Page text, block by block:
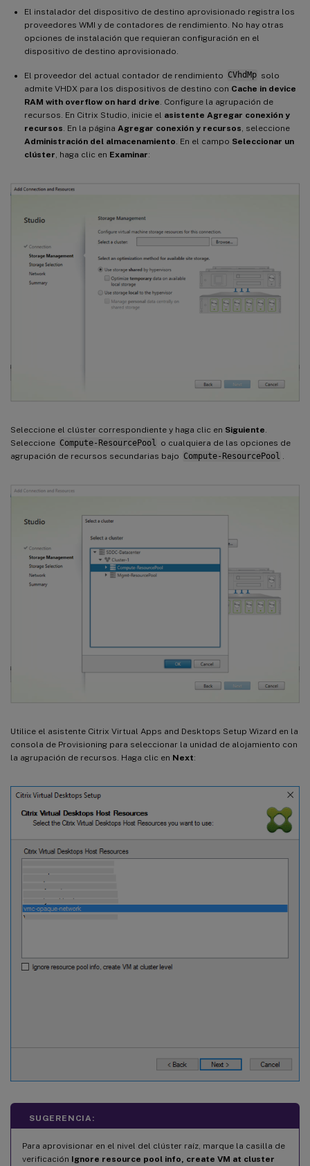
El instalador del dispositivo de destino aprovisionado registra los
proveedores WMI y de contadores de rendimiento. No hay otras
opciones de instalación que requieran configuración en el
dispositivo de destino aprovisionado.
El proveedor del actual contador de rendimiento CVhdMp solo
admite VHDX para los dispositivos de destino con Cache in device
RAM with overflow on hard drive . Configure la agrupación de
recursos. En Citrix Studio, inicie el asistente Agregar conexión y
recursos . En la página Agregar conexión y recursos , seleccione
Administración del almacenamiento . En el campo Seleccionar un
clúster , haga clic en Examinar:
Seleccione el clúster correspondiente y haga clic en Siguiente
Seleccione Compute-ResourcePool
o cualquiera de las opciones de
agrupación de recursos secundarias bajo Compute-ResourcePool
Utilice el asistente Citrix Virtual Apps and Desktops Setup Wizard en la
consola de Provisioning para seleccionar la unidad de alojamiento con
la agrupación de recursos. Haga clic en Next:
SUGERENCIA:
Para aprovisionar en el nivel del clúster raíz, marque la casilla de
verificación Ignore resource pool info, create VM at cluster